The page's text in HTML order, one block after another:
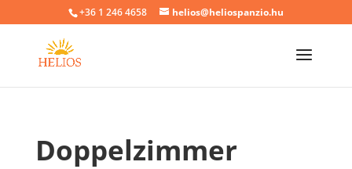
+36 1 246 4658 helios@heliospanzio.hu
Doppelzimmer